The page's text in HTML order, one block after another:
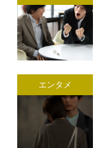
エンタメ